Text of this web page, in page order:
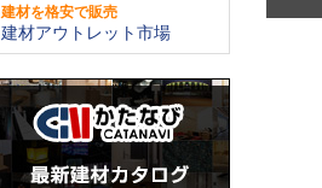
建材を格安で販売
建材アウトレット市場